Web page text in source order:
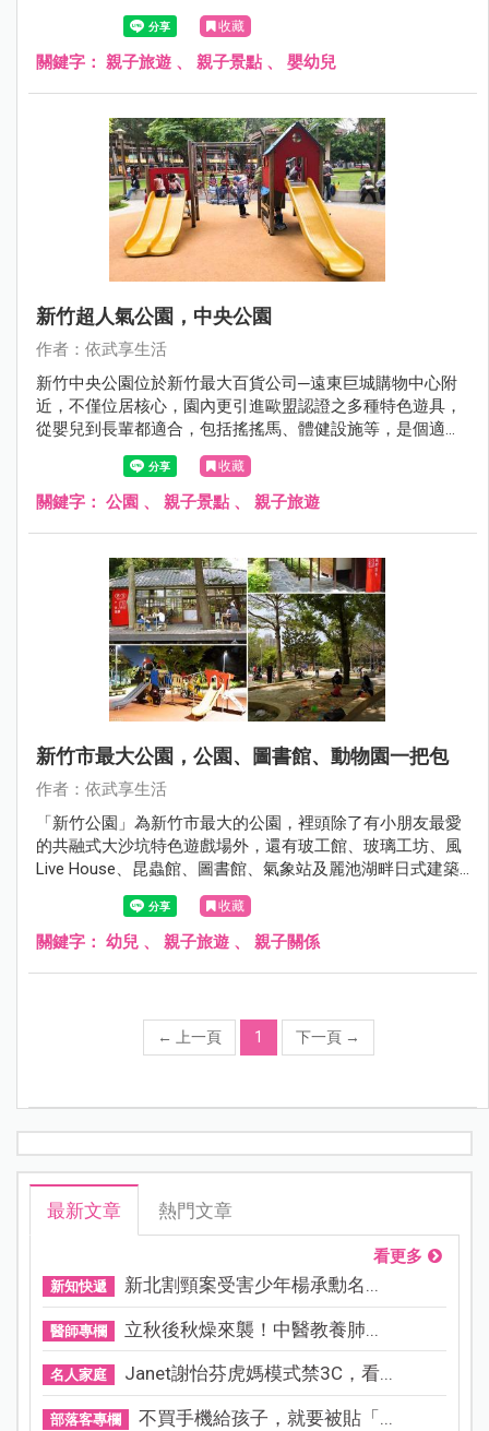
然面積不大，但裏面其實還蠻厲害的。有各種類型的攀爬
網、攀爬牆，還有依武家第一次見到酷似遊樂園的旋轉飛
椅，也太好玩了吧！新奇又有創意的特色遊具，連依武媽看
收藏
關鍵字： 親子旅遊 、 親子景點 、 嬰幼兒
新竹超人氣公園，中央公園
作者：依武享生活
新竹中央公園位於新竹最大百貨公司─遠東巨城購物中心附
近，不僅位居核心，園內更引進歐盟認證之多種特色遊具，
從嬰兒到長輩都適合，包括搖搖馬、體健設施等，是個適合
全家大小假日運動休閒的好地方。
收藏
關鍵字： 公園 、 親子景點 、 親子旅遊
新竹市最大公園，公園、圖書館、動物園一把包
作者：依武享生活
「新竹公園」為新竹市最大的公園，裡頭除了有小朋友最愛
的共融式大沙坑特色遊戲場外，還有玻工館、玻璃工坊、風
Live House、昆蟲館、圖書館、氣象站及麗池湖畔日式建築
群等景點，甚至連新竹動物園都在新竹公園的腹地內，可說
是新竹絕佳的親子休憩場所！
收藏
關鍵字： 幼兒 、 親子旅遊 、 親子關係
← 上一頁 1 下一頁 →
最新文章 熱門文章
看更多
新知快遞 新北割頸案受害少年楊承勳名...
醫師專欄 立秋後秋燥來襲！中醫教養肺...
名人家庭 Janet謝怡芬虎媽模式禁3C，看...
部落客專欄 不買手機給孩子，就要被貼「...